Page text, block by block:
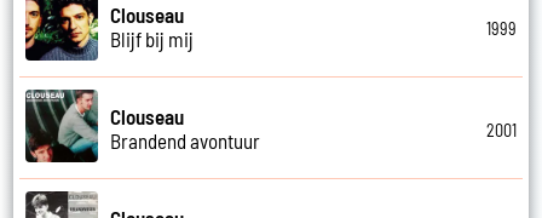
Clouseau
Blijf bij mij
1999
Clouseau
Brandend avontuur
2001